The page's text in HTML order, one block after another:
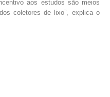
aos estudos são meios
coletores de lixo”, explica o